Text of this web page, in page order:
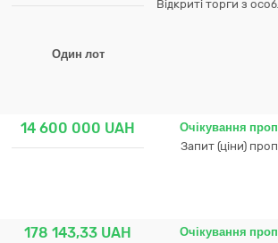
Один лот
Відкриті торги з
14 600 000 UAH
Очікування
Запит (ціни)
178 143,33 UAH
Очікування